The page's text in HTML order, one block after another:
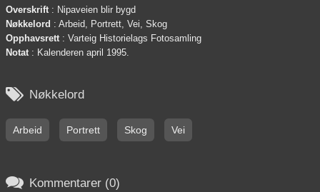
Overskrift: Nipaveien blir bygd
Nøkkelord : Arbeid, Portrett, Vei, Skog
Opphavsrett: Varteig Historielags Fotosamling
Notat: Kalenderen april 1995.
 Nøkkelord
Arbeid Portrett Skog Vei
 Kommentarer (0)